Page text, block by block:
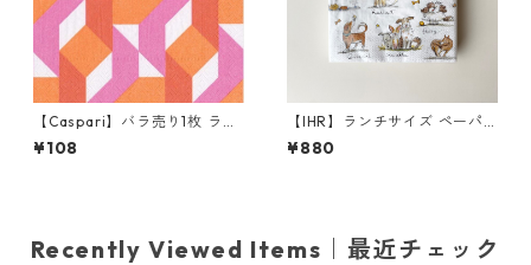
【Caspari】バラ売り1枚 ラン
チサイズ ペーパーナプキン C
OLOR THEORY ピンク
¥108
【IHR】ランチサイズ ペーパ
ーナプキン EMOTION DOGS
ホワイト Anita Jeram 20枚
¥880
Recently Viewed Items｜最近チェック